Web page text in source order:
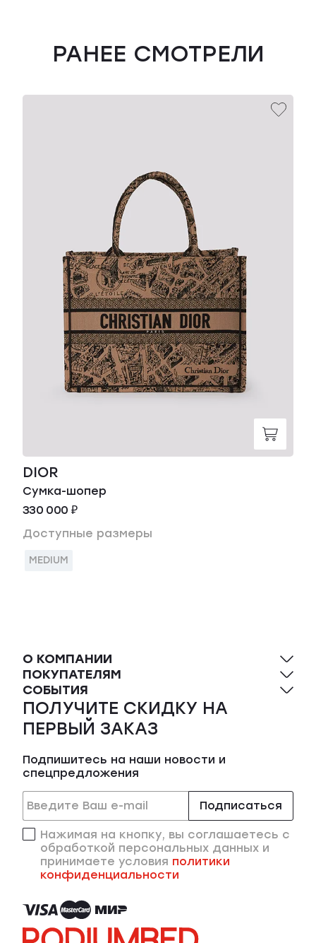
РАНЕЕ СМОТРЕЛИ
DIOR
Сумка-шопер
330 000 ₽
Доступные размеры
MEDIUM
О КОМПАНИИ
ПОКУПАТЕЛЯМ
СОБЫТИЯ
ПОЛУЧИТЕ СКИДКУ НА
ПЕРВЫЙ ЗАКАЗ
Подпишитесь на наши новости и
спецпредложения
Подписаться
Нажимая на кнопку, вы соглашаетесь с
обработкой персональных данных и
принимаете условия политики
конфиденциальности